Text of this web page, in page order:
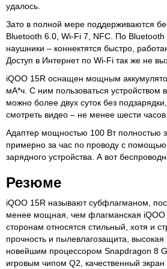
удалось.
Зато в полной мере поддерживаются
Bluetooth 6.0, Wi-Fi 7, NFC. По
наушники – коннектятся быстро,
Доступ в Интернет по Wi-Fi так же не
iQOO 15R оснащен мощным
мА*ч. С ним пользоваться
можно более двух суток без
смотреть видео – не менее шести часов.
Адаптер мощностью 100 Вт полностью
примерно за час по проводу с помощью
зарядного устройства. А вот
Резюме
iQOO 15R называют субфлагманом,
менее мощная, чем флагманская
сторонам относятся стильный, хотя и
прочность и пылевлагозащита, высокая
новейшим процессором Snapdragon 8
игровым чипом Q2, качественный